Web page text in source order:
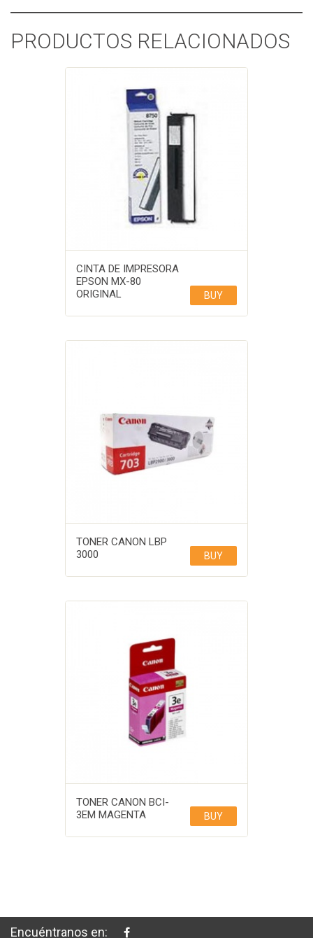
PRODUCTOS RELACIONADOS
CINTA DE IMPRESORA
EPSON MX-80
ORIGINAL
BUY
TONER CANON LBP
3000
BUY
TONER CANON BCI-
3EM MAGENTA
BUY
Encuéntranos en: